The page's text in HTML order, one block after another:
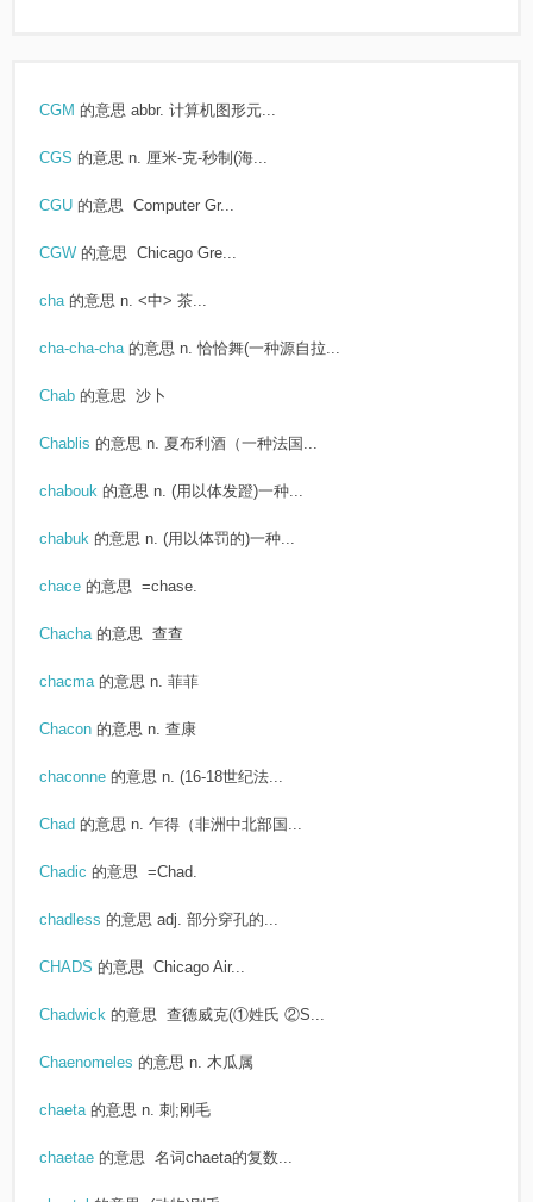
CGM 的意思 abbr. 计算机图形元...
CGS 的意思 n. 厘米-克-秒制(海...
CGU 的意思 Computer Gr...
CGW 的意思 Chicago Gre...
cha 的意思 n. <中> 茶...
cha-cha-cha 的意思 n. 恰恰舞(一种源自拉...
Chab 的意思 沙卜
Chablis 的意思 n. 夏布利酒（一种法国...
chabouk 的意思 n. (用以体发蹬)一种...
chabuk 的意思 n. (用以体罚的)一种...
chace 的意思 =chase.
Chacha 的意思 查查
chacma 的意思 n. 菲菲
Chacon 的意思 n. 查康
chaconne 的意思 n. (16-18世纪法...
Chad 的意思 n. 乍得（非洲中北部国...
Chadic 的意思 =Chad.
chadless 的意思 adj. 部分穿孔的...
CHADS 的意思 Chicago Air...
Chadwick 的意思 查德威克(①姓氏 ②S...
Chaenomeles 的意思 n. 木瓜属
chaeta 的意思 n. 刺;刚毛
chaetae 的意思 名词chaeta的复数...